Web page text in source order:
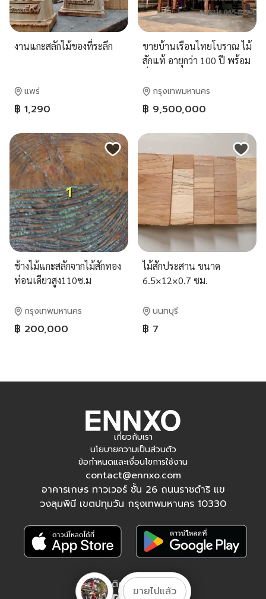
งานแกะสลักไม้ของที่ระลึก
แพร่
฿ 1,290
ขายบ้านเรือนไทยโบราณ ไม้
สักแท้ อายุกว่า 100 ปี พร้อม
กรุงเทพมหานคร
฿ 9,500,000
ช้างไม้แกะสลักจากไม้สักทอง
ท่อนเดียวสูง110ซ.ม
กรุงเทพมหานคร
฿ 200,000
ไม้สักประสาน ขนาด
6.5×12×0.7 ซม.
นนทบุรี
฿ 7
ขายไปแล้ว
เกี่ยวกับเรา
นโยบายความเป็นส่วนตัว
ข้อกำหนดและเงื่อนไขการใช้งาน
contact@ennxo.com
อาคารเกษร ทาวเวอร์ ชั้น 26 ถนนราชดำริ แข
วงลุมพินี เขตปทุมวัน กรุงเทพมหานคร 10330
ติดตามเรา